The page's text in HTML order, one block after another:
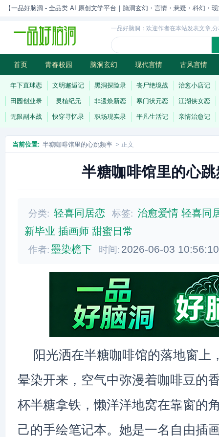
【一品好脑洞 - 全品类 AI 原创文学平台｜脑洞玄幻・言情・悬疑・科幻・
一品好脑洞：欢迎作者在本站发表文章,
首页 青春校园 脑洞玄幻 现代言情 古风言情
历史权谋 武侠江湖 灵异志怪 连载
年下直球恋 文明邂逅记 黑洞探险录 丧尸绝境战 治愈小店记
田园创业录 灵植纪元 非遗焕新恋 寒门状元恋 江湖侠女恋
无限副本战 快穿寻忆录 职场现实录 平凡生活记 亲情治愈记
当前位置: 半糖咖啡馆里的心跳频率 > 正文
半糖咖啡馆里的心
分类: 轻喜同居恋 标签: 治愈爱情 轻喜同
新毕业 插画师 甜蜜日常
作者:墨染檐下 时间: 2026-06-03
阳光洒在半糖咖啡馆的落地窗上
晕染开来，空气中弥漫着咖啡豆的
杯半糖拿铁，懒洋洋地窝在靠窗的
己的手绘笔记本。她是一名自由插